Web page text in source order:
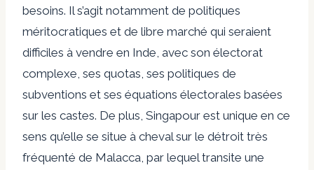
besoins. Il s’agit notamment de politiques
méritocratiques et de libre marché qui seraient
difficiles à vendre en Inde, avec son électorat
complexe, ses quotas, ses politiques de
subventions et ses équations électorales basées
sur les castes. De plus, Singapour est unique en ce
sens qu’elle se situe à cheval sur le détroit très
fréquenté de Malacca, par lequel transite une